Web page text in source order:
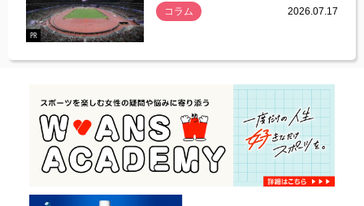
PR
コラム
2026.07.17